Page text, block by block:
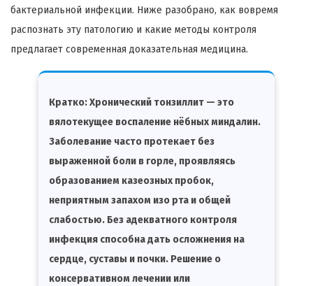
бактериальной инфекции. Ниже разобрано, как вовремя
распознать эту патологию и какие методы контроля
предлагает современная доказательная медицина.
Кратко:Хронический тонзиллит — это
вялотекущее воспаление нёбных миндалин.
Заболевание часто протекает без
выраженной боли в горле, проявляясь
образованием казеозных пробок,
неприятным запахом изо рта и общей
слабостью. Без адекватного контроля
инфекция способна дать осложнения на
сердце, суставы и почки. Решение о
консервативном лечении или